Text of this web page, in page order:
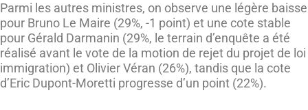
Parmi les autres ministres, on observe une légère baisse
pour Bruno Le Maire (29%, -1 point) et une cote stable
pour Gérald Darmanin (29%, le terrain d’enquête a été
réalisé avant le vote de la motion de rejet du projet de loi
immigration) et Olivier Véran (26%), tandis que la cote
d’Eric Dupont-Moretti progresse d’un point (22%).